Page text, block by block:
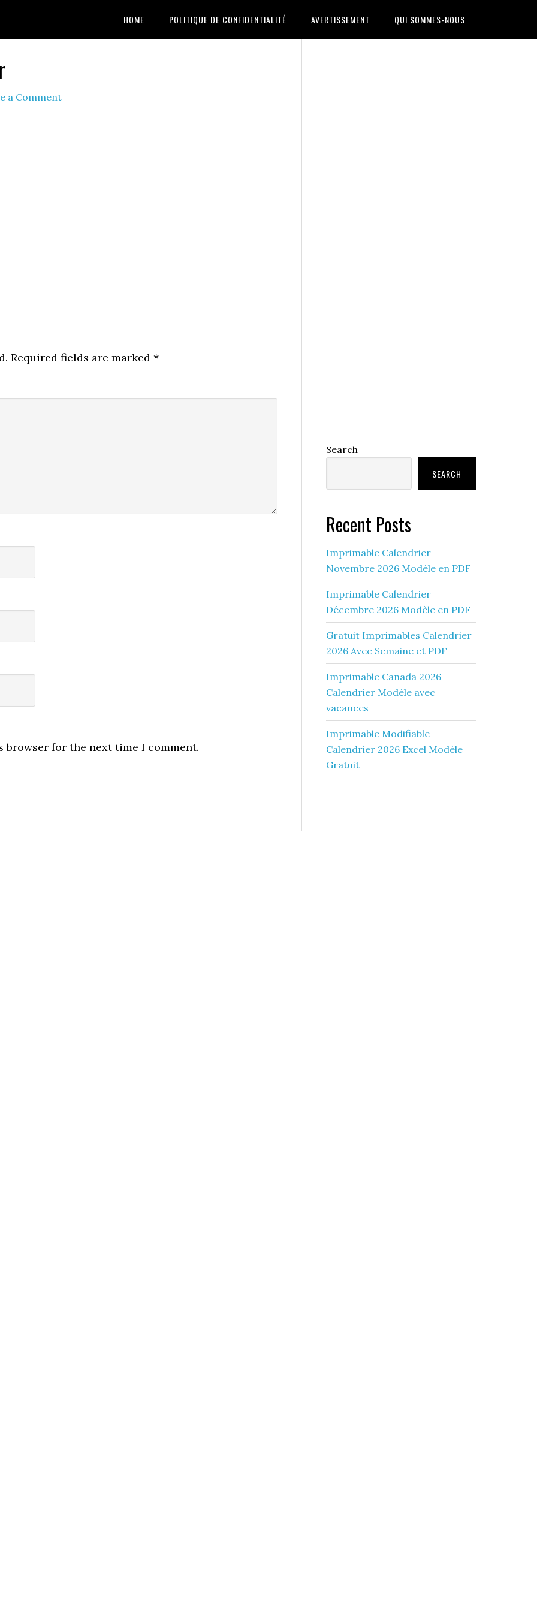
HOME POLITIQUE DE CONFIDENTIALITÉ AVERTISSEMENT QUI SOMMES-NOUS
a Comment
Required fields are marked *
browser for the next time I comment.
Search
SEARCH
Recent Posts
Imprimable Calendrier
Novembre 2026 Modèle en PDF
Imprimable Calendrier
Décembre 2026 Modèle en PDF
Gratuit Imprimables Calendrier
2026 Avec Semaine et PDF
Imprimable Canada 2026
Calendrier Modèle avec
vacances
Imprimable Modifiable
Calendrier 2026 Excel Modèle
Gratuit